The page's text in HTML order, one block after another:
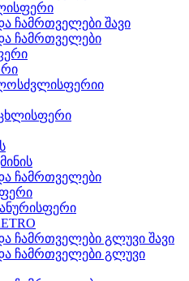
ჩამრთველები შავი
ჩამრთველები
ჩამრთველები
ჩამრთველები გლუვი შავი
ჩამრთველები გლუვი